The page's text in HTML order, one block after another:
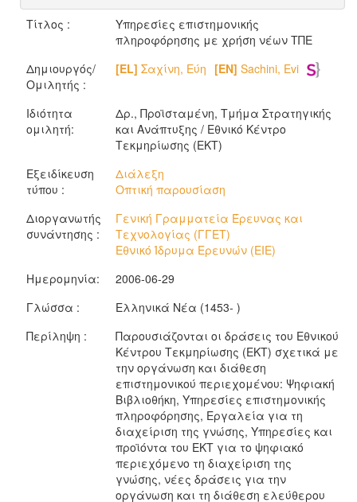
Τίτλος :
Υπηρεσίες επιστημονικής
πληροφόρησης με χρήση νέων ΤΠΕ
Δημιουργός/
Ομιλητής :
[EL] Σαχίνη, Εύη [EN] Sachini, Evi
Ιδιότητα
ομιλητή:
Δρ., Προϊσταμένη, Τμήμα Στρατηγικής
και Ανάπτυξης / Εθνικό Κέντρο
Τεκμηρίωσης (ΕΚΤ)
Εξειδίκευση
τύπου :
Διάλεξη
Οπτική παρουσίαση
Διοργανωτής
συνάντησης :
Γενική Γραμματεία Έρευνας και
Τεχνολογίας (ΓΓΕΤ)
Εθνικό Ίδρυμα Ερευνών (ΕΙΕ)
Ημερομηνία:
2006-06-29
Γλώσσα :
Ελληνικά Νέα (1453- )
Περίληψη :
Παρουσιάζονται οι δράσεις του Εθνικού
Κέντρου Τεκμηρίωσης (ΕΚΤ) σχετικά με
την οργάνωση και διάθεση
επιστημονικού περιεχομένου: Ψηφιακή
Βιβλιοθήκη, Υπηρεσίες επιστημονικής
πληροφόρησης, Εργαλεία για τη
διαχείριση της γνώσης, Υπηρεσίες και
προϊόντα του ΕΚΤ για το ψηφιακό
περιεχόμενο τη διαχείριση της
γνώσης, νέες δράσεις για την
οργάνωση και τη διάθεση ελεύθερου